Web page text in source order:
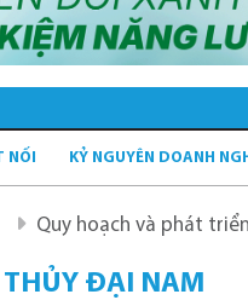
NỐI KỶ NGUYÊN DOANH
và phát triển hạ tầng
THỦY ĐẠI NAM